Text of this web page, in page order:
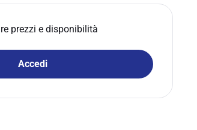
prezzi e disponibilità
Accedi